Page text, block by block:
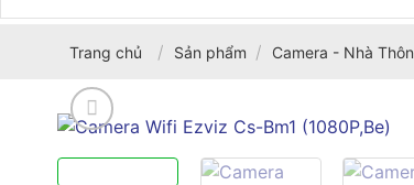
Trang chủ / Sản phẩm / Camera - Nhà